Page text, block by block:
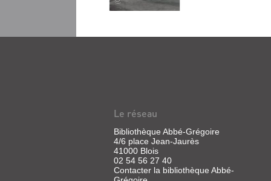
Le réseau
Bibliothèque Abbé-Grégoire
4/6 place Jean-Jaurès
41000 Blois
02 54 56 27 40
Contacter la bibliothèque Abbé-